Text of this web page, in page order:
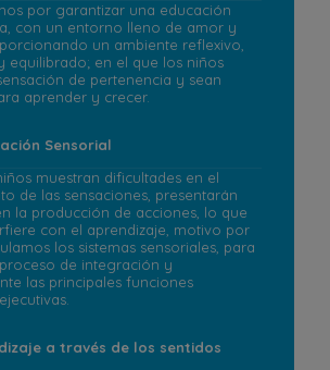
por garantizar una educación
con un entorno lleno de amor y
un ambiente reflexivo,
equilibrado; en el que los niños
de pertenencia y sean
aprender y crecer.
Sensorial
muestran dificultades en el
de las sensaciones, presentarán
la producción de acciones, lo que
con el aprendizaje, motivo por
los sistemas sensoriales, para
de integración y
las principales funciones
a través de los sentidos